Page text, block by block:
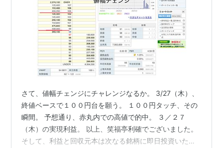
さて、値幅チェンジにチャレンジなるか。 3/27（木）、
終値ベースで１００円台を願う。 １００円タッチ、その
瞬間。 予想通り、赤丸内での高値で的中。 ３／２７
（木）の実現利益。 以上、笑福亭利確でございました。
そして、利益と回収元本は次なる銘柄に即日投資いたし